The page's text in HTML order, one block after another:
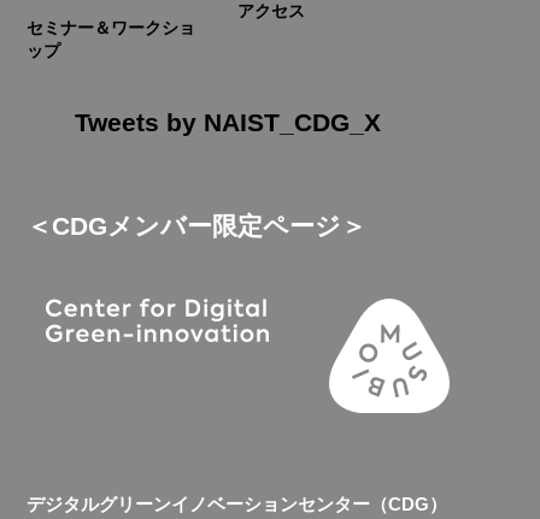
セミナー＆ワークショ
ップ
アクセス
Tweets by NAIST_CDG_X
＜CDGメンバー限定ページ＞
デジタルグリーンイノベーションセンター（CDG）